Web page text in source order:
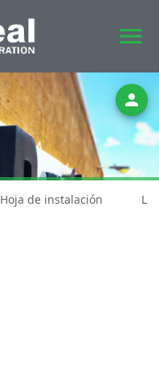
menu
person
Hoja de instalación